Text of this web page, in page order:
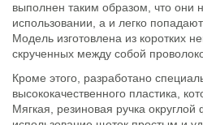
выполнен таким образом, что они
использовании, а и легко
Модель изготовлена из коротких
скрученных между собой
Кроме этого, разработано
высококачественного пластика,
Мягкая, резиновая ручка